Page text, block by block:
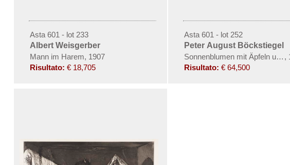
Asta 601 - lot 233
Albert Weisgerber
Mann im Harem, 1907
Risultato: € 18,705
Asta 601 - lot 252
Peter August Böckstiegel
Sonnenblumen mit Äpfeln und ,
Risultato: € 64,500